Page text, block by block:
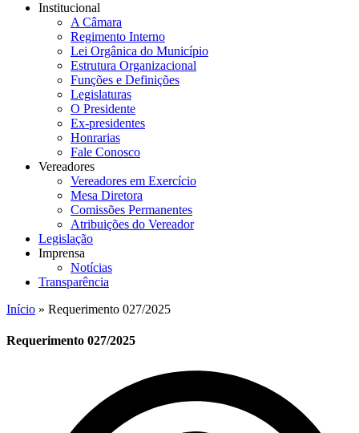
Institucional
A Câmara
Regimento Interno
Lei Orgânica do Município
Estrutura Organizacional
Funções e Definições
Legislaturas
O Presidente
Ex-presidentes
Honrarias
Fale Conosco
Vereadores
Vereadores em Exercício
Mesa Diretora
Comissões Permanentes
Atribuições do Vereador
Legislação
Imprensa
Notícias
Transparência
Início » Requerimento 027/2025
Requerimento 027/2025